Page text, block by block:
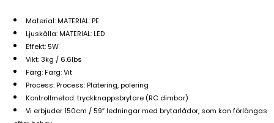
Material: MATERIAL: PE
Ljuskälla: MATERIAL: LED
Effekt: 5W
Vikt: 3kg / 6.6lbs
Färg: Färg: Vit
Process: Process: Plätering, polering
Kontrollmetod: tryckknappsbrytare (RC dimbar)
Vi erbjuder 150cm / 59″ ledningar med brytarlådor, som kan förlängas